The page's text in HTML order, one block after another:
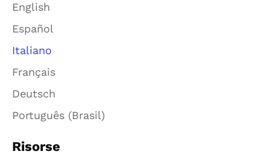
English
Español
Italiano
Français
Deutsch
Português (Brasil)
Risorse